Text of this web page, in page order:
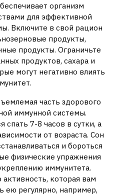
организм
для эффективной
Включите в свой рацион
продукты,
продукты. Ограничьте
продуктов, сахара и
могут негативно влиять
часть здорового
иммунной системы.
спать 7-8 часов в сутки, а
от возраста. Сон
и бороться
физические упражнения
иммунитета.
которая вам
ею регулярно, например,